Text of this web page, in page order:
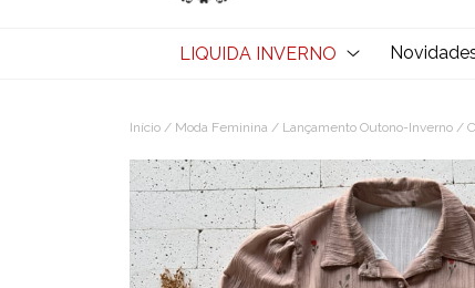
LIQUIDA INVERNO
Início / Moda Feminina / Lançamento Outono-Inverno /